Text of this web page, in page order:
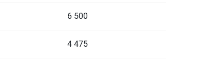
6 500
4 475